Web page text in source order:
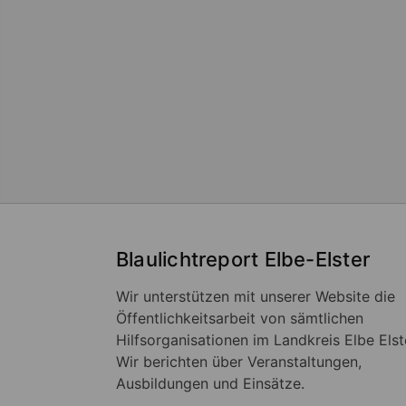
Blaulichtreport Elbe-Elster
Wir unterstützen mit unserer Website die
Öffentlichkeitsarbeit von sämtlichen
Hilfsorganisationen im Landkreis Elbe
Wir berichten über Veranstaltungen,
Ausbildungen und Einsätze.